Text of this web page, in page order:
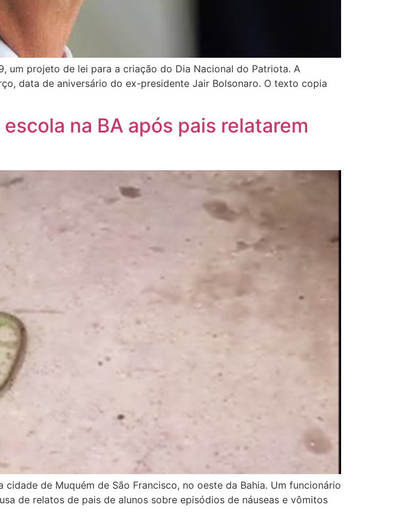
um projeto de lei para a criação do Dia Nacional do Patriota. A
data de aniversário do ex-presidente Jair Bolsonaro. O texto copia
na BA após pais relatarem
de Muquém de São Francisco, no oeste da Bahia. Um funcionário
de relatos de pais de alunos sobre episódios de náuseas e vômitos